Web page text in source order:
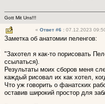
Gott Mit Uns!!!
« Ответ #6 : 07.12.2023
Заметка об анатомии пеленгов:
"Захотел я как-то порисовать
ссылаться).
Результаты моих сборов меня
каждый рисовал их как хотел,
Что уж говорить о фанатских
оставив широкий простор для